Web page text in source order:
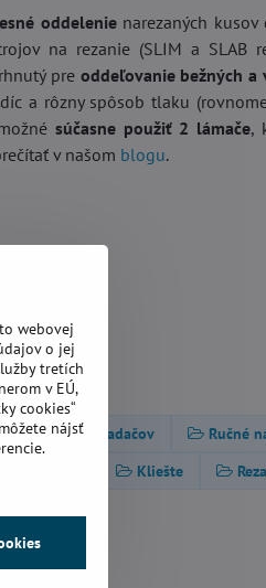
oddelenienarezaných kusov
na rezanie (SLIM a SLAB
pre oddeľovanie bežných
a rôzny spôsob tlaku
súčasne použiť 2 lámače,
v našom blogu.
pre obkladačov Ručné
Kliešte
webovej
o jej
tretích
v EÚ,
cookies“
nájsť